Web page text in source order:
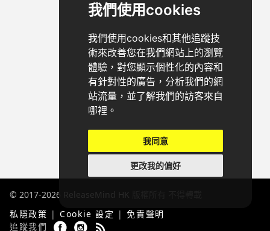
我們使用cookies
我們使用cookies和其他追蹤技
術來改善您在我們網站上的瀏覽
體驗，對您顯示個性化的內容和
有針對性的廣告，分析我們的網
站流量，並了解我們的訪客來自
哪裡。
我同意
更改我的偏好
© 2017-2026 ReleaseMind HK
私隱政策 |Cookie 設定 |免責聲明
追蹤我們